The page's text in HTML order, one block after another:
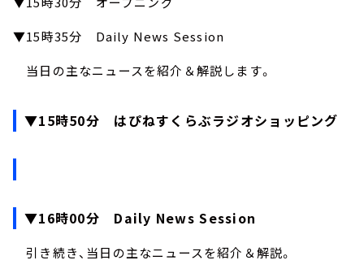
▼15時35分 Daily News Session
当日の主なニュースを紹介＆解説します。
▼15時50分 はぴねすくらぶラジオショッピング
▼16時00分 Daily News Session
引き続き、当日の主なニュースを紹介＆解説。